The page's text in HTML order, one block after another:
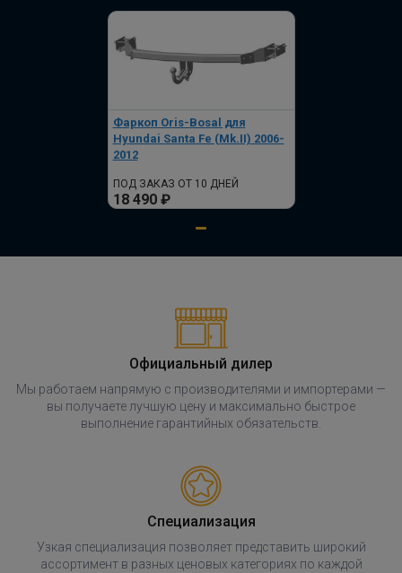
Фаркоп Oris-Bosal для
Hyundai Santa Fe (Mk.II) 2006-
2012
ПОД ЗАКАЗ ОТ 10 ДНЕЙ
18 490 ₽
Официальный дилер
Мы работаем напрямую с производителями и импортерами —
вы получаете лучшую цену и максимально быстрое
выполнение гарантийных обязательств.
Специализация
Узкая специализация позволяет представить широкий
ассортимент в разных ценовых категориях по каждой